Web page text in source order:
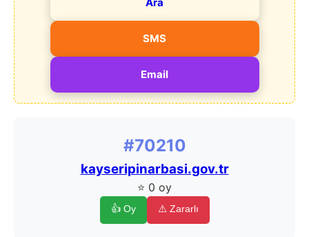
SMS
Email
#70210
kayseripinarbasi.gov.tr
⭐ 0 oy
👍 Oy ⚠️ Zararlı